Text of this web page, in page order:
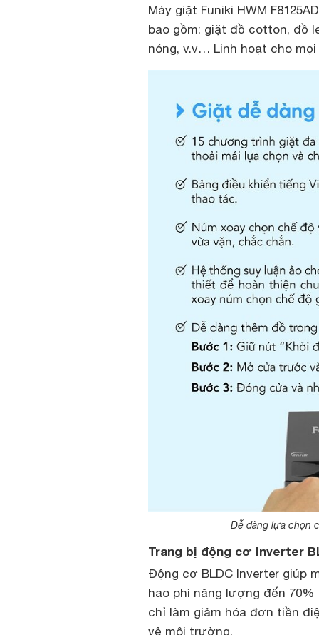
Máy giặt Funiki HWM
bao gồm: giặt đồ cotton, đồ
nóng, v.v… Linh hoạt cho
Dễ dàng lựa chọn
Trang bị động cơ Inverter
Động cơ BLDC Inverter giúp
hao phí năng lượng đến
chỉ làm giảm hóa đơn tiền
vệ môi trường.